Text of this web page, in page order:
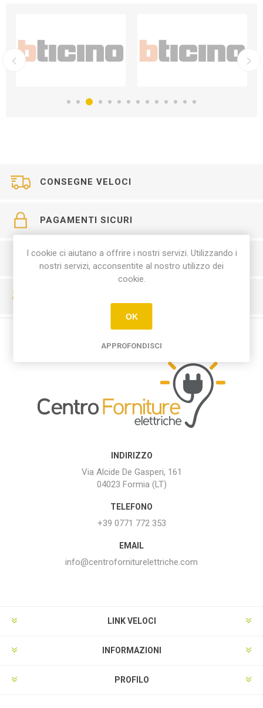
CONSEGNE VELOCI
PAGAMENTI SICURI
SERVIZIO CLIENTI
INDIRIZZO
Via Alcide De Gasperi, 161
04023 Formia (LT)
TELEFONO
+39 0771 772 353
EMAIL
info@centroforniturelettriche.com
LINK VELOCI
INFORMAZIONI
PROFILO
I cookie ci aiutano a offrire i nostri servizi. Utilizzando i
nostri servizi, acconsentite al nostro utilizzo dei
cookie.
OK
APPROFONDISCI